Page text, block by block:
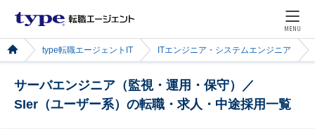
MENU
type転職エージェントIT ITエンジニア・システムエンジニア
サーバエンジニア（監視・運用・保守）／
SIer（ユーザー系）の転職・求人・中途採用一覧